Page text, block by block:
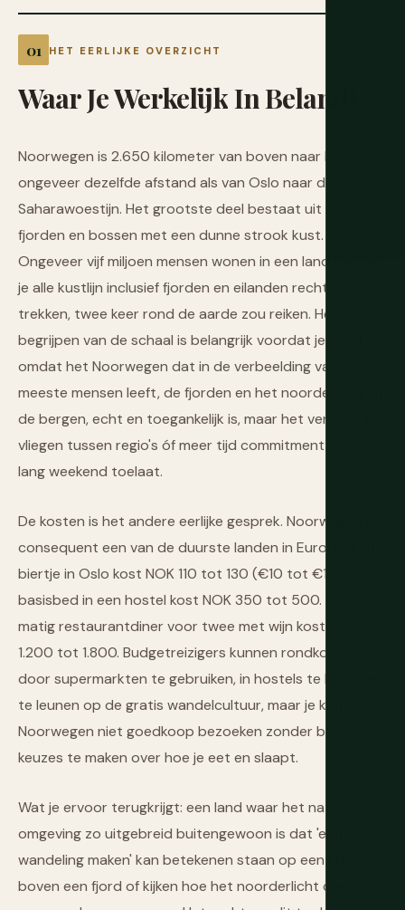
HET EERLIJKE OVERZICHT
WaarJeWerkelijkInBelandt
Noorwegen is 2.650 kilometer van boven naar beneden,
ongeveer dezelfde afstand als van Oslo naar de
Saharawoestijn. Het grootste deel bestaat uit bergen,
fjorden en bossen met een dunne strook kust.
Ongeveer vijf miljoen mensen wonen in een land dat, als
je alle kustlijn inclusief fjorden en eilanden recht zou
trekken, twee keer rond de aarde zou reiken. Het
begrijpen van de schaal is belangrijk voordat je plant,
omdat het Noorwegen dat in de verbeelding van de
meeste mensen leeft, de fjorden en het noorderlicht en
de bergen, echt en toegankelijk is, maar het vereist óf
vliegen tussen regio's óf meer tijd commitment dan een
lang weekend toelaat.
De kosten is het andere eerlijke gesprek. Noorwegen is
consequent een van de duurste landen in Europa. Een
biertje in Oslo kost NOK 110 tot 130 (€10 tot €12). Een
basisbed in een hostel kost NOK 350 tot 500. Een
matig restaurantdiner voor twee met wijn kost NOK
1.200 tot 1.800. Budgetreizigers kunnen rondkomen
door supermarkten te gebruiken, in hostels te koken en
te leunen op de gratis wandelcultuur, maar je kunt
Noorwegen niet goedkoop bezoeken zonder bewuste
keuzes te maken over hoe je eet en slaapt.
Wat je ervoor terugkrijgt: een land waar het natuurlijke
omgeving zo uitgebreid buitengewoon is dat 'een
wandeling maken' kan betekenen staan op een klif
boven een fjord of kijken hoe het noorderlicht danst